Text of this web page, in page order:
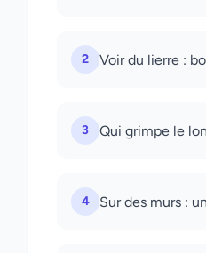
2 Voir du lierre :
3 Qui grimpe le
4 Sur des murs :